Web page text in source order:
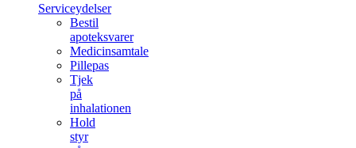
Serviceydelser
Bestil
apoteksvarer
Medicinsamtale
Pillepas
Tjek
på
inhalationen
Hold
styr